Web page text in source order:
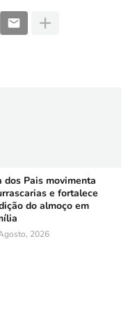
dos Pais movimenta
e fortalece
do almoço em
2026